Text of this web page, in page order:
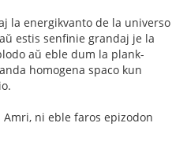
la energikvanto de la universo
estis senfinie grandaj je la
aŭ eble dum la plank-
homogena spaco kun
ni eble faros epizodon